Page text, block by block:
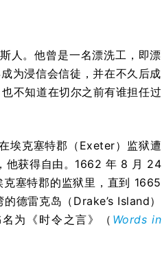
人。他曾是一名漂洗工，即漂
为浸信会信徒，并在不久后成
不知道在切尔之前有谁担任过
埃克塞特郡（Exeter）监狱遭
他获得自由。1662 年 8 月 24
塞特郡的监狱里，直到 1665
德雷克岛（Drake’s Island）
为《时令之言》（ Words in